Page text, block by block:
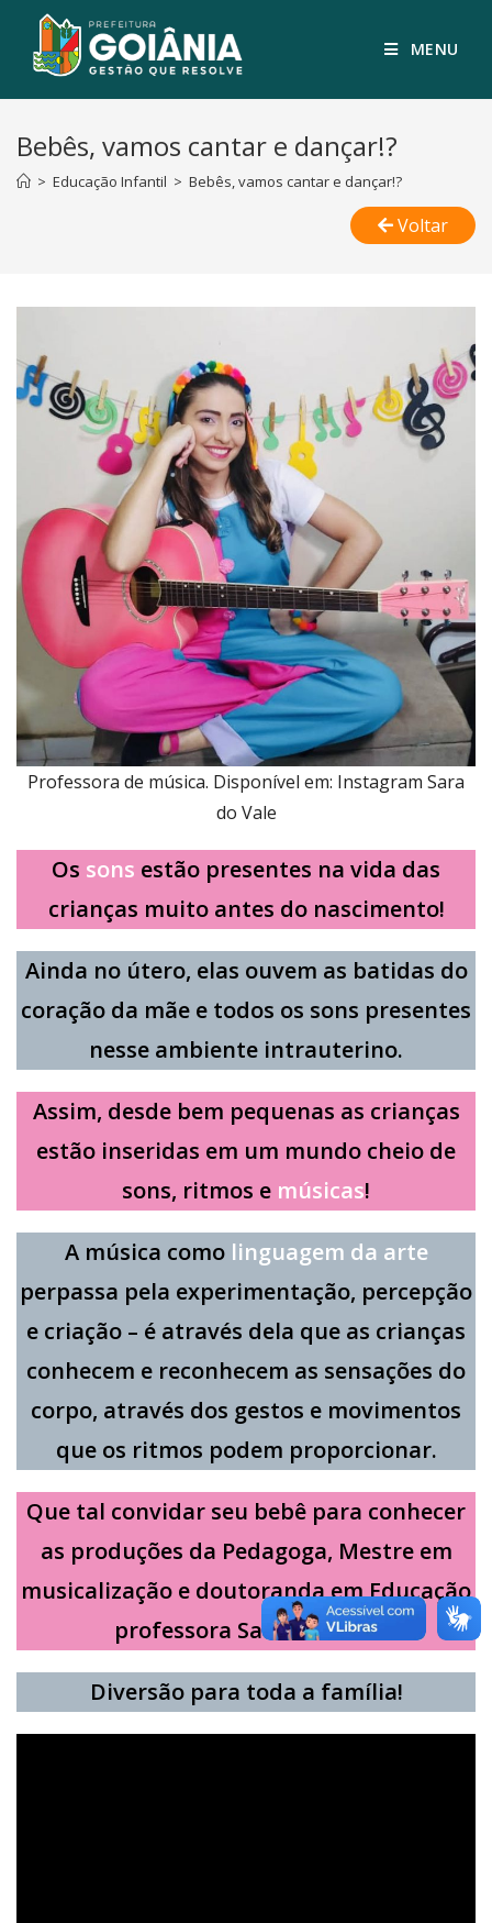
MENU
Bebês, vamos cantar e dançar!?
> Educação Infantil > Bebês, vamos cantar e dançar!?
Voltar
Professora de música. Disponível em: Instagram Sara
do Vale
Os sons estão presentes na vida das
crianças muito antes do nascimento!
Ainda no útero, elas ouvem as batidas do
coração da mãe e todos os sons presentes
nesse ambiente intrauterino.
Assim, desde bem pequenas as crianças
estão inseridas em um mundo cheio de
sons, ritmos e músicas!
A música como linguagem da arte
perpassa pela experimentação, percepção
e criação – é através dela que as crianças
conhecem e reconhecem as sensações do
corpo, através dos gestos e movimentos
que os ritmos podem proporcionar.
Que tal convidar seu bebê para conhecer
as produções da Pedagoga, Mestre em
musicalização e doutoranda em Educação
professora Sara do Vale?
Diversão para toda a família!